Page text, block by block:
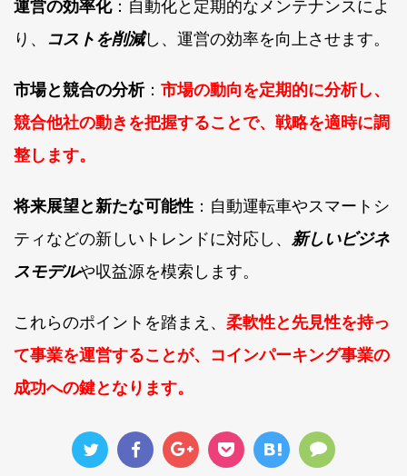
運営の効率化：自動化と定期的なメンテナンスによ
り、
コストを削減し、運営の効率を向上させます。
市場と競合の分析： 市場の動向を定期的に分析し、
競合他社の動きを把握することで、戦略を適時に調
整します。
将来展望と新たな可能性 ：自動運転車やスマートシ
ティなどの新しいトレンドに対応し、 新しいビジネ
スモデルや収益源を模索します。
これらのポイントを踏まえ、 柔軟性と先見性を持っ
て事業を運営することが、コインパーキング事業の
成功への鍵となります。